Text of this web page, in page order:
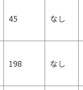
45 なし
198 なし